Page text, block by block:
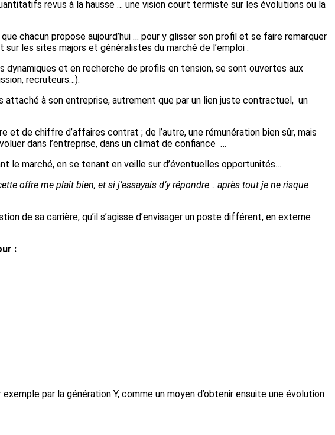
revus à la hausse … une vision court termiste sur les évolutions ou la
chacun propose aujourd’hui … pour y glisser son profil et se faire remarquer
les sites majors et généralistes du marché de l’emploi .
dynamiques et en recherche de profils en tension, se sont ouvertes aux
recruteurs…).
à son entreprise, autrement que par un lien juste contractuel, un
de chiffre d’affaires contrat ; de l’autre, une rémunération bien sûr, mais
dans l’entreprise, dans un climat de confiance …
le marché, en se tenant en veille sur d’éventuelles opportunités…
offre me plaît bien, et si j’essayais d’y répondre… après tout je ne risque
de sa carrière, qu’il s’agisse d’envisager un poste différent, en externe
:
par la génération Y, comme un moyen d’obtenir ensuite une évolution